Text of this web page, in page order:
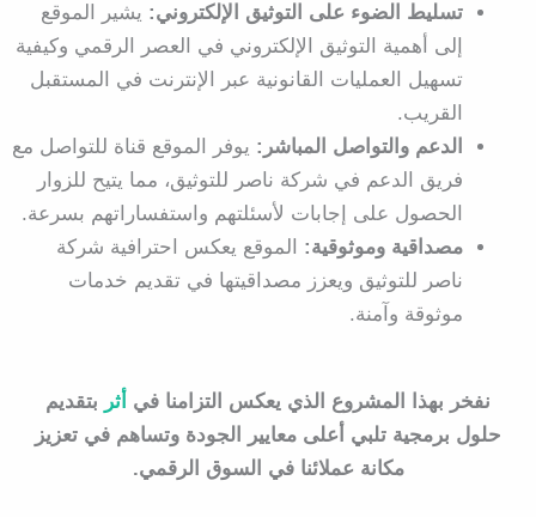
تسليط الضوء على التوثيق الإلكتروني: يشير الموقع
إلى أهمية التوثيق الإلكتروني في العصر الرقمي وكيفية
تسهيل العمليات القانونية عبر الإنترنت في المستقبل
القريب.
الدعم والتواصل المباشر: يوفر الموقع قناة للتواصل مع
فريق الدعم في شركة ناصر للتوثيق، مما يتيح للزوار
الحصول على إجابات لأسئلتهم واستفساراتهم بسرعة.
مصداقية وموثوقية: الموقع يعكس احترافية شركة
ناصر للتوثيق ويعزز مصداقيتها في تقديم خدمات
موثوقة وآمنة.
نفخر بهذا المشروع الذي يعكس التزامنا في أثر بتقديم
حلول برمجية تلبي أعلى معايير الجودة وتساهم في تعزيز
مكانة عملائنا في السوق الرقمي.